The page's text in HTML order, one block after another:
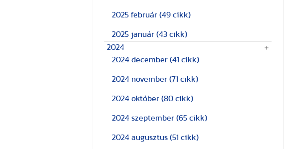
2025 február (49 cikk)
2025 január (43 cikk)
2024
2024 december (41 cikk)
2024 november (71 cikk)
2024 október (80 cikk)
2024 szeptember (65 cikk)
2024 augusztus (51 cikk)